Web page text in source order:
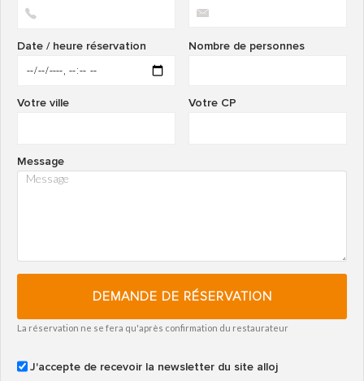
Nombre de personnes
Date / heure réservation
Votre CP
Votre ville
Message
DEMANDE DE RÉSERVATION
La réservation ne se fera qu'après confirmation du restaurateur
J'accepte de recevoir la newsletter du site alloj